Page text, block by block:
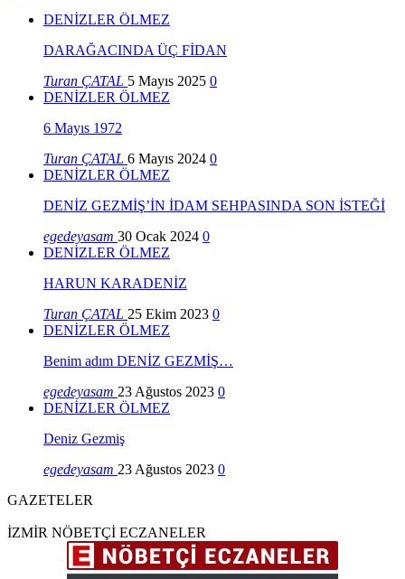
DENİZLER ÖLMEZ
DARAĞACINDA ÜÇ FİDAN
Turan ÇATAL 5 Mayıs 2025 0
DENİZLER ÖLMEZ
6 Mayıs 1972
Turan ÇATAL 6 Mayıs 2024 0
DENİZLER ÖLMEZ
DENİZ GEZMİŞ’İN İDAM SEHPASINDA SON İSTEĞİ
egedeyasam 30 Ocak 2024 0
DENİZLER ÖLMEZ
HARUN KARADENİZ
Turan ÇATAL 25 Ekim 2023 0
DENİZLER ÖLMEZ
Benim adım DENİZ GEZMİŞ…
egedeyasam 23 Ağustos 2023 0
DENİZLER ÖLMEZ
Deniz Gezmiş
egedeyasam 23 Ağustos 2023 0
GAZETELER
İZMİR NÖBETÇİ ECZANELER